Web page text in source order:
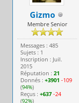
Gizmo
Membre Senior
Messages : 485
Sujets : 1
Inscription : Juil.
2015
Réputation :21
Donnés :+3901 -109
(94%)
Reçus :+637 -24
(92%)